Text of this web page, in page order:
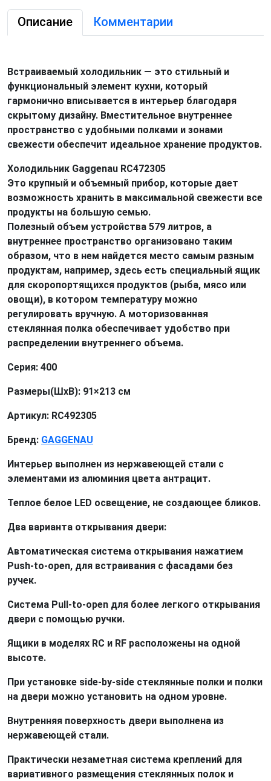
Описание Комментарии
Встраиваемый холодильник — это стильный и
функциональный элемент кухни, который
гармонично вписывается в интерьер благодаря
скрытому дизайну. Вместительное внутреннее
пространство с удобными полками и зонами
свежести обеспечит идеальное хранение продуктов.
Холодильник Gaggenau RC472305
Это крупный и объемный прибор, которые дает
возможность хранить в максимальной свежести все
продукты на большую семью.
Полезный объем устройства 579 литров, а
внутреннее пространство организовано таким
образом, что в нем найдется место самым разным
продуктам, например, здесь есть специальный ящик
для скоропортящихся продуктов (рыба, мясо или
овощи), в котором температуру можно
регулировать вручную. А моторизованная
стеклянная полка обеспечивает удобство при
распределении внутреннего объема.
Серия: 400
Размеры(ШxВ): 91×213 см
Артикул: RC492305
Бренд: GAGGENAU
Интерьер выполнен из нержавеющей стали с
элементами из алюминия цвета антрацит.
Теплое белое LED освещение, не создающее бликов.
Два варианта открывания двери:
Автоматическая система открывания нажатием
Push-to-open, для встраивания с фасадами без
ручек.
Система Pull-to-open для более легкого открывания
двери с помощью ручки.
Ящики в моделях RC и RF расположены на одной
высоте.
При установке side-by-side стеклянные полки и полки
на двери можно установить на одном уровне.
Внутренняя поверхность двери выполнена из
нержавеющей стали.
Практически незаметная система креплений для
вариативного размещения стеклянных полок и